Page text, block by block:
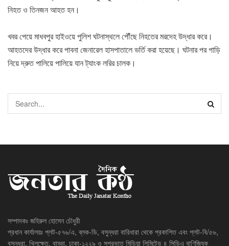
নিহত ও তিনজন আহত হন।
খবর পেয়ে মাধবপুর হাইওয়ে পুলিশ ঘটনাস্থলে পৌঁঁছে নিহতের মরদেহ উদ্ধার করে।
আহতদের উদ্ধার করে পাবনা জেনারেল হাসপাতালে ভর্তি করা হয়েছে। ঘটনার পর গাড়ি
নিয়ে দ্রুত পালিয়ে পালিয়ে যান ট্যাংক লরির চালক।
সম্পাদকঃ জহিরুল হোসেন চৌধুরী
প্রধান কার্যালয়ঃ প্লট-৫৭৬/এ, ব্লক-ডি, বসুন্ধরা বারিধারা থেকে প্রকাশিত এবং প্লট-বি/৫৬,
বসুন্ধরা, খিলক্ষেত, বাড্ডা, ঢাকা-১২২৯ ও সুপ্রভাত মিডিয়া লিমিটেড ৪ সিডিএ বাণিজ্যিক